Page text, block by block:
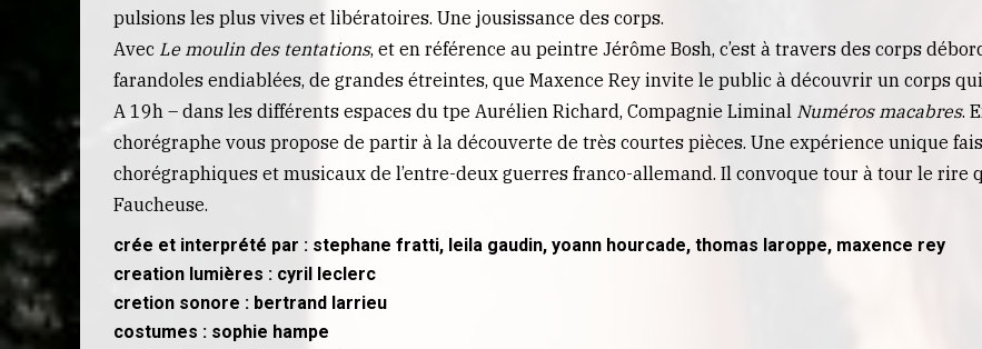
pulsions les plus vives et libératoires. Une jousissance des corps.
Avec Le moulin des tentations, et en référence au peintre Jérôme Bosh, c’est à travers des corps
farandoles endiablées, de grandes étreintes, que Maxence Rey invite le public à découvrir un corps
A 19h – dans les différents espaces du tpe Aurélien Richard, Compagnie Liminal Numéros macabres.
chorégraphe vous propose de partir à la découverte de très courtes pièces. Une expérience unique
chorégraphiques et musicaux de l’entre-deux guerres franco-allemand. Il convoque tour à tour le rire
Faucheuse.
crée et interprété par : stephane fratti, leila gaudin, yoann hourcade, thomas laroppe, maxence rey
creation lumières : cyril leclerc
cretion sonore : bertrand larrieu
costumes : sophie hampe